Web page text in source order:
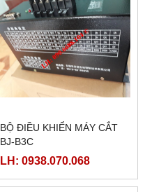
BỘ ĐIỀU KHIỂN MÁY CẮT
BJ-B3C
LH: 0938.070.068